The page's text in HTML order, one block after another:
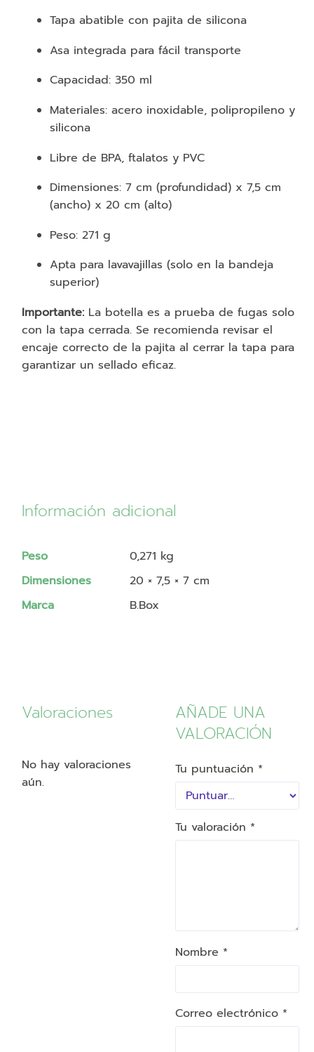
Tapa abatible con pajita de silicona
Asa integrada para fácil transporte
Capacidad: 350 ml
Materiales: acero inoxidable, polipropileno y
silicona
Libre de BPA, ftalatos y PVC
Dimensiones: 7 cm (profundidad) x 7,5 cm
(ancho) x 20 cm (alto)
Peso: 271 g
Apta para lavavajillas (solo en la bandeja
superior)
Importante: La botella es a prueba de fugas solo
con la tapa cerrada. Se recomienda revisar el
encaje correcto de la pajita al cerrar la tapa para
garantizar un sellado eficaz.
Información adicional
Peso
0,271 kg
Dimensiones
20 × 7,5 × 7 cm
Marca
B.Box
Valoraciones
No hay valoraciones
aún.
AÑADE UNA
VALORACIÓN
Tu puntuación *
Tu valoración *
Nombre *
Correo electrónico *